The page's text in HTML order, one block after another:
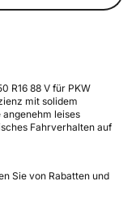
R16 88 V für PKW
mit solidem
leises
Fahrverhalten auf
Sie von Rabatten und